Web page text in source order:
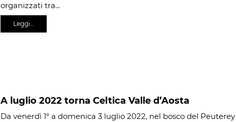
organizzati tra…
Leggi…
A luglio 2022 torna Celtica Valle d’Aosta
Da venerdì 1° a domenica 3 luglio 2022, nel bosco del Peuterey